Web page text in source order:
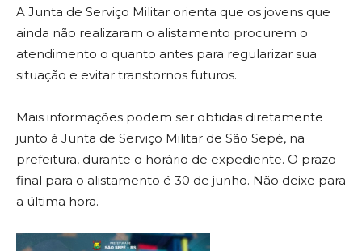
A Junta de Serviço Militar orienta que os jovens que
ainda não realizaram o alistamento procurem o
atendimento o quanto antes para regularizar sua
situação e evitar transtornos futuros.
Mais informações podem ser obtidas diretamente
junto à Junta de Serviço Militar de São Sepé, na
prefeitura, durante o horário de expediente. O prazo
final para o alistamento é 30 de junho. Não deixe para
a última hora.